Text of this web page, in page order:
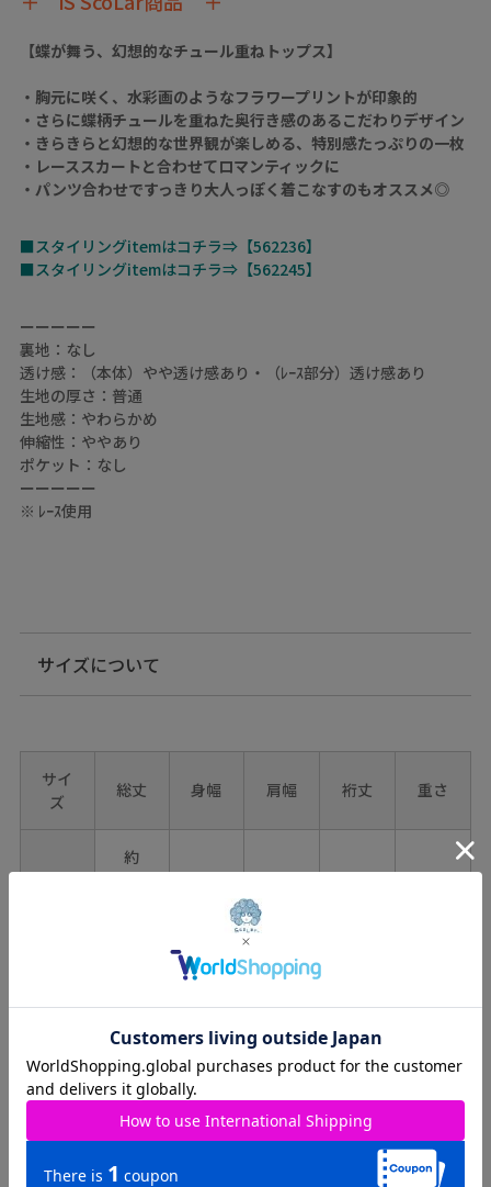
【蝶が舞う、幻想的なチュール重ねトップス】
・胸元に咲く、水彩画のようなフラワープリントが印象的
・さらに蝶柄チュールを重ねた奥行き感のあるこだわりデザイン
・きらきらと幻想的な世界観が楽しめる、特別感たっぷりの一枚
・レーススカートと合わせてロマンティックに
・パンツ合わせですっきり大人っぽく着こなすのもオススメ◎
■スタイリングitemはコチラ⇒【562236】
■スタイリングitemはコチラ⇒【562245】
ーーーーー
裏地：なし
透け感：（本体）やや透け感あり・（ﾚｰｽ部分）透け感あり
生地の厚さ：普通
生地感：やわらかめ
伸縮性：ややあり
ポケット：なし
ーーーーー
※ ﾚｰｽ使用
サイズについて
サイ
ズ
総丈 身幅 肩幅 裄丈 重さ
oneｻ
約
59.5-
約58-
約40-
約
カラー 09（ﾌﾞﾗｯｸ）
素材
ﾚｰｽ部分：ﾎﾟﾘｴｽﾃﾙ100%
天竺部分：ﾎﾟﾘｴｽﾃﾙ100%
原産国 中国